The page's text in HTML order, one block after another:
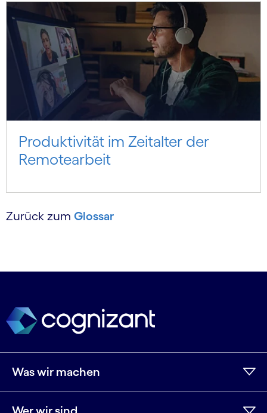
Produktivität im Zeitalter der
Remotearbeit
Zurück zum Glossar
Was wir machen
Wer wir sind